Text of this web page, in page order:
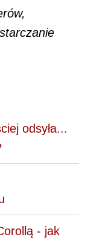
odsyła...
- jak